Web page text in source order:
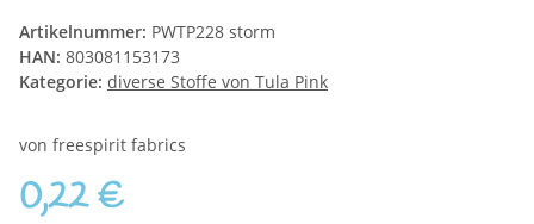
Artikelnummer: PWTP228 storm
HAN: 803081153173
Kategorie: diverse Stoffe von Tula Pink
von freespirit fabrics
0,22 €